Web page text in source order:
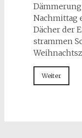
Nachmittag
Dächer der
strammen
Weiter